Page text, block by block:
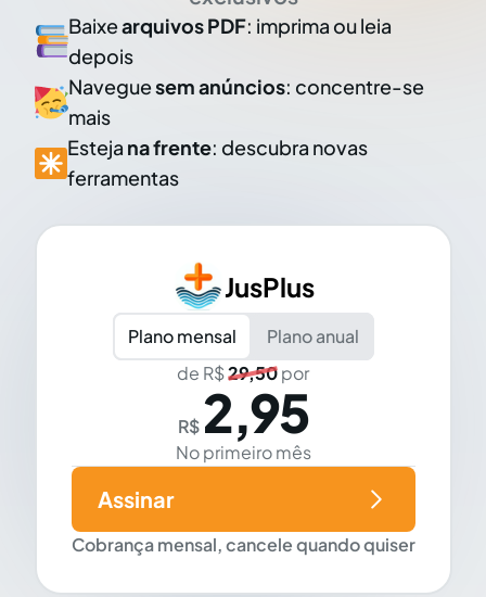
Baixearquivos PDF: imprima ou leia
depois
Naveguesem anúncios: concentre-se
mais
Esteja na frente: descubra novas
ferramentas
JusPlus
Plano mensal
Plano anual
de R$29,50por
R$ 2,95
No primeiro mês
Cobrança mensal, cancele quando quiser
Assinar